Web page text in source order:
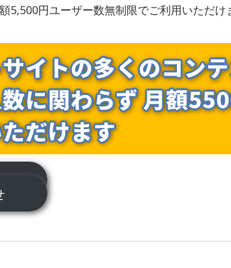
5,500円ユーザー数無制限でご利用いただけ
せ